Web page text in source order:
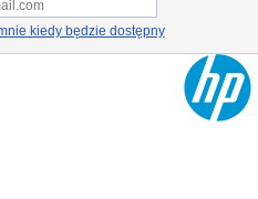
kiedy będzie dostępny